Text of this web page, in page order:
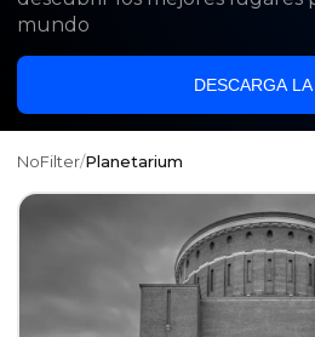
mundo
DESCARGA
NoFilter/Planetarium